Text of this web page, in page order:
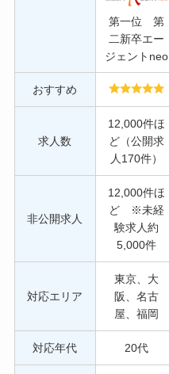
第一位 第
二新卒エー
ジェントneo
おすすめ
求人数
12,000件ほ
ど（公開求
人170件）
非公開求人
12,000件ほ
ど ※未経
験求人約
5,000件
対応エリア
東京、大
阪、名古
屋、福岡
対応年代 20代